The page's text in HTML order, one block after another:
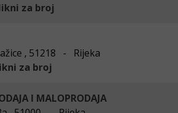
za broj
, 51218 - Rijeka
za broj
I MALOPRODAJA